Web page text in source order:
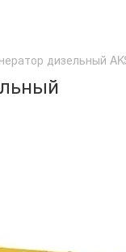
дизельный